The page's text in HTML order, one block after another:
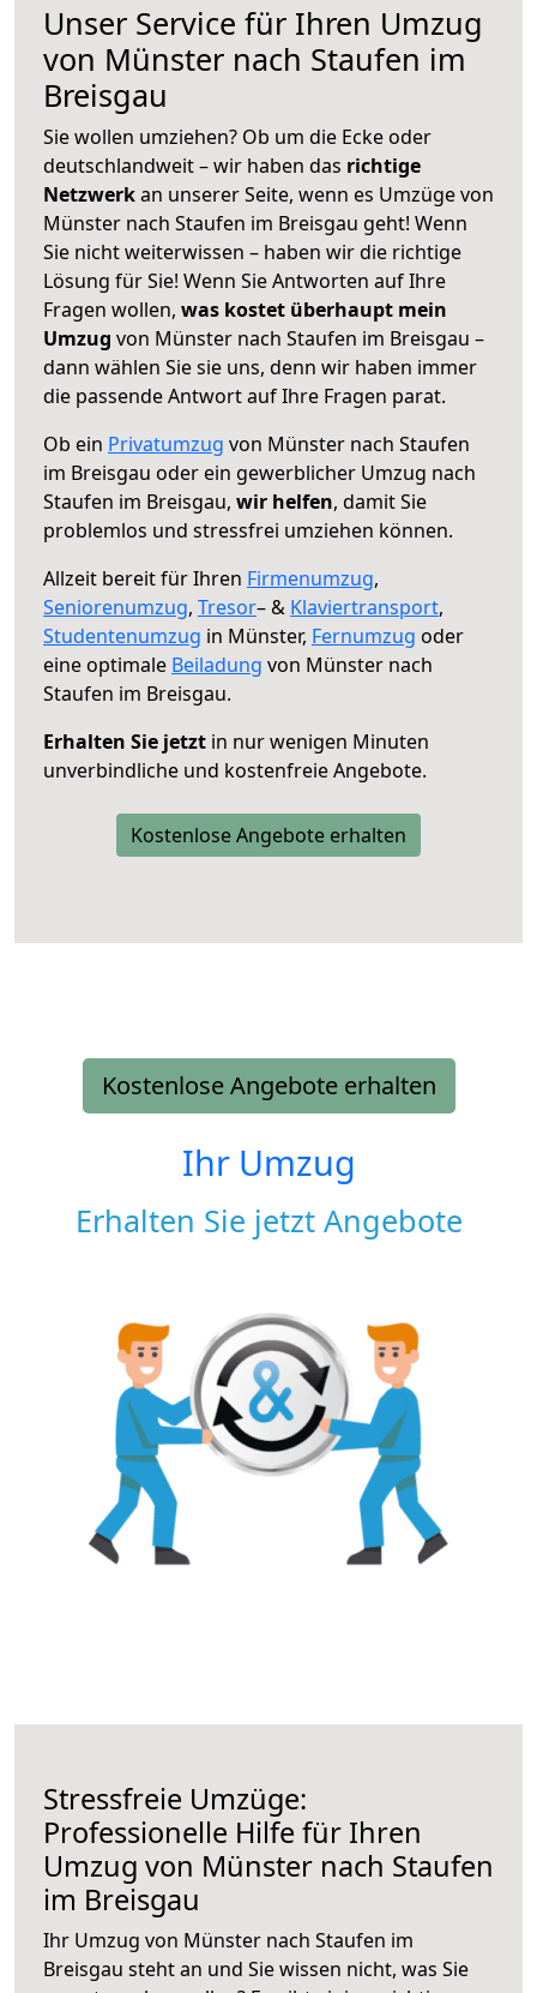
Unser Service für Ihren Umzug
von Münster nach Staufen im
Breisgau
Sie wollen umziehen? Ob um die Ecke oder
deutschlandweit – wir haben das richtige
Netzwerkan unserer Seite, wenn es Umzüge von
Münster nach Staufen im Breisgau geht! Wenn
Sie nicht weiterwissen – haben wir die richtige
Lösung für Sie! Wenn Sie Antworten auf Ihre
Fragen wollen, was kostet überhaupt mein
Umzug von Münster nach Staufen im Breisgau –
dann wählen Sie sie uns, denn wir haben immer
die passende Antwort auf Ihre Fragen parat.
Ob ein Privatumzug von Münster nach Staufen
im Breisgau oder ein gewerblicher Umzug nach
Staufen im Breisgau, wir helfen, damit Sie
problemlos und stressfrei umziehen können.
Allzeit bereit für Ihren Firmenumzug,
Seniorenumzug, Tresor– & Klaviertransport,
Studentenumzug in Münster, Fernumzug oder
eine optimale Beiladung von Münster nach
Staufen im Breisgau.
Erhalten Sie jetzt in nur wenigen Minuten
unverbindliche und kostenfreie Angebote.
Kostenlose Angebote erhalten
Kostenlose Angebote erhalten
Ihr Umzug
Erhalten Sie jetzt Angebote
Stressfreie Umzüge:
Professionelle Hilfe für Ihren
Umzug von Münster nach Staufen
im Breisgau
Ihr Umzug von Münster nach Staufen im
Breisgau steht an und Sie wissen nicht, was Sie